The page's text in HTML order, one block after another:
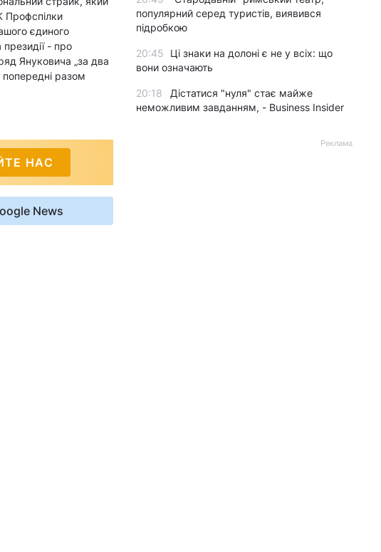
Профспілки
єдиного
- про
Януковича „за два
попередні разом
НАС
News
популярний серед туристів, виявився
підробкою
20:45
Ці знаки на долоні є не у всіх: що
вони означають
20:18
Дістатися "нуля" стає майже
неможливим завданням, - Business Insider
Реклама